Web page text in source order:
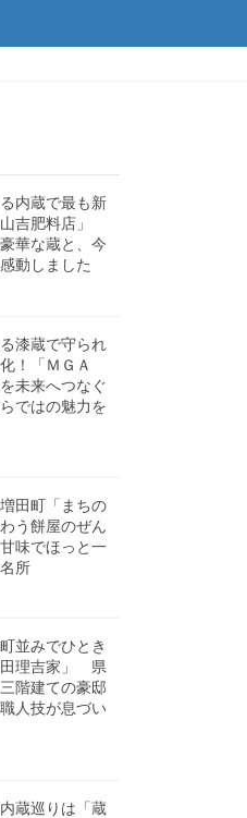
内蔵で最も新
山吉肥料店」
華な蔵と、今
動しました
漆蔵で守られ
！「ＭＧＡ
未来へつなぐ
ではの魅力を
田町「まちの
う餅屋のぜん
味でほっと一
所
並みでひとき
田理吉家」 県
階建ての豪邸
人技が息づい
蔵巡りは「蔵